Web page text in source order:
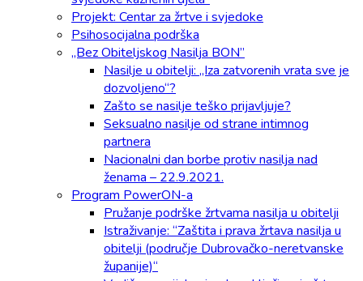
Projekt: Centar za žrtve i svjedoke
Psihosocijalna podrška
„Bez Obiteljskog Nasilja BON”
Nasilje u obitelji: „Iza zatvorenih vrata sve je
dozvoljeno“?
Zašto se nasilje teško prijavljuje?
Seksualno nasilje od strane intimnog
partnera
Nacionalni dan borbe protiv nasilja nad
ženama – 22.9.2021.
Program PowerON-a
Pružanje podrške žrtvama nasilja u obitelji
Istraživanje: “Zaštita i prava žrtava nasilja u
obitelji (područje Dubrovačko-neretvanske
županije)“